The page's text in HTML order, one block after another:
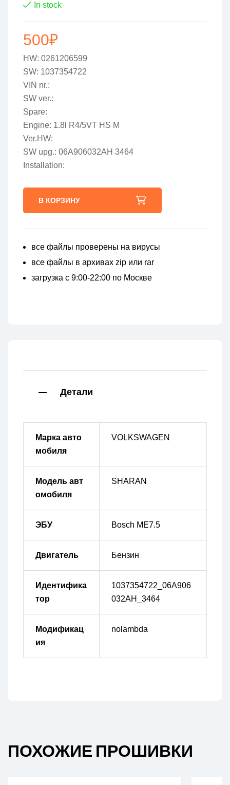
In stock
500₽
HW: 0261206599
SW: 1037354722
VIN nr.:
SW ver.:
Spare:
Engine: 1.8l R4/5VT HS M
Ver.HW:
SW upg.: 06A906032AH 3464
Installation:
В КОРЗИНУ
все файлы проверены на вирусы
все файлы в архивах zip или rar
загрузка с 9:00-22:00 по Москве
Детали
Марка авто
мобиля
VOLKSWAGEN
Модель авт
омобиля
SHARAN
ЭБУ Bosch ME7.5
Двигатель Бензин
Идентифика
тор
1037354722_06A906
032AH_3464
Модификац
ия
nolambda
ПОХОЖИЕ ПРОШИВКИ